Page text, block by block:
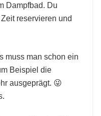
Dampfbad. Du
reservieren und
muss man schon ein
Beispiel die
ausgeprägt. 😜